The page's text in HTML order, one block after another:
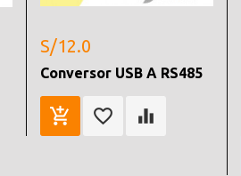
S/12.0
Conversor USB A RS485